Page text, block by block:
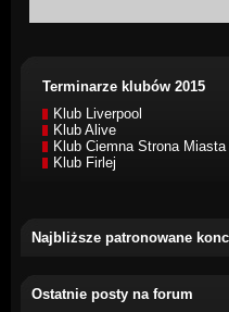
Terminarze klubów 2015
Klub Liverpool
Klub Alive
Klub Ciemna Strona Miasta
Klub Firlej
Najbliższe patronowane
Ostatnie posty na forum